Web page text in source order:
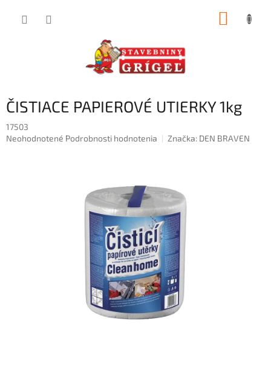
ČISTIACE PAPIEROVÉ UTIERKY 1kg
17503
Priemerné
Neohodnotené Podrobnosti hodnotenia Značka: DEN BRAVEN